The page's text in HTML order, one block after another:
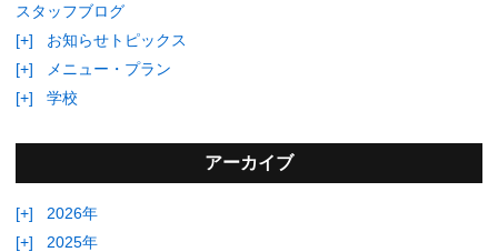
スタッフブログ
[+]
お知らせトピックス
[+]
メニュー・プラン
[+]
学校
アーカイブ
[+]
2026年
[+]
2025年